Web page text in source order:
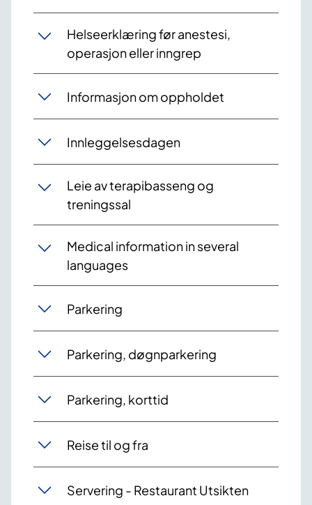
Helseerklæring før anestesi,
operasjon eller inngrep
Informasjon om oppholdet
Innleggelsesdagen
Leie av terapibasseng og
treningssal
Medical information in several
languages
Parkering
Parkering, døgnparkering
Parkering, korttid
Reise til og fra
Servering - Restaurant Utsikten